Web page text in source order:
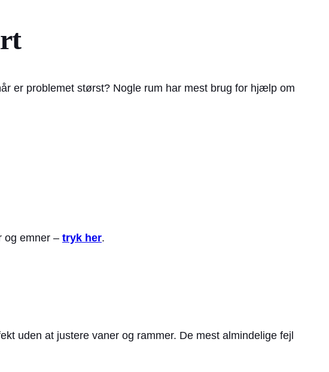
er problemet størst? Nogle rum har mest brug for hjælp om
og emner – tryk her.
uden at justere vaner og rammer. De mest almindelige fejl